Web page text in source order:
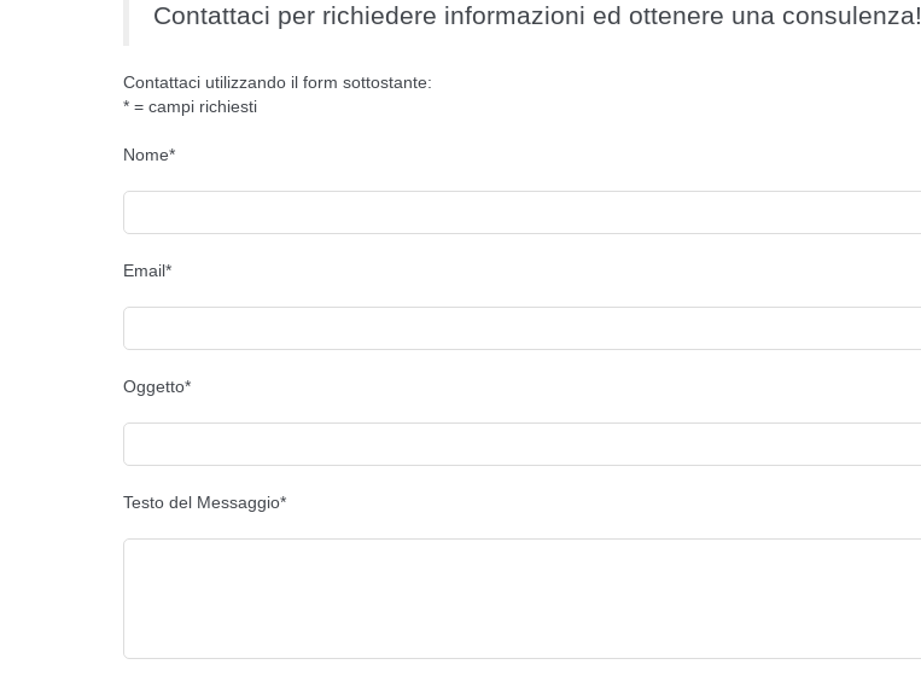
Contattaci per richiedere informazioni ed ottenere una consulenza!
Contattaci utilizzando il form sottostante:
* = campi richiesti
Nome*
Email*
Oggetto*
Testo del Messaggio*